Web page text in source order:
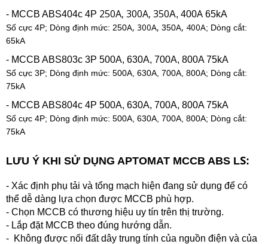
- MCCB ABS404c 4P 250A, 300A, 350A, 400A 65kA
Số cực 4P; Dòng định mức: 250A, 300A, 350A, 400A; Dòng cắt:
65kA
- MCCB ABS803c 3P 500A, 630A, 700A, 800A 75kA
Số cực 3P; Dòng định mức: 500A, 630A, 700A, 800A; Dòng cắt:
75kA
- MCCB ABS804c 4P 500A, 630A, 700A, 800A 75kA
Số cực 4P; Dòng định mức: 500A, 630A, 700A, 800A; Dòng cắt:
75kA
LƯU Ý KHI SỬ DỤNG APTOMAT MCCB ABS LS:
- Xác định phụ tải và tổng mạch hiện đang sử dụng để có
thể dễ dàng lựa chọn được MCCB phù hợp.
- Chọn MCCB có thương hiệu uy tín trên thị trường.
- Lắp đặt MCCB theo đúng hướng dẫn.
- Không được nối đất dây trung tính của nguồn điện và của